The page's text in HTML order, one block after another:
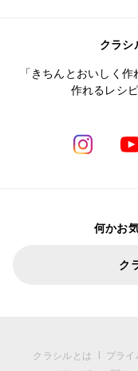
クラシ
「きちんとおいしく
作れるレシ
何かお
ク
クラシルとは プラ